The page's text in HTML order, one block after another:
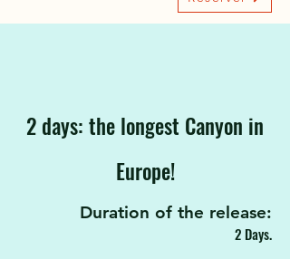
2 days: the longest Canyon in
Europe!
Duration of the release:
2 Days.